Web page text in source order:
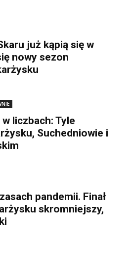
już kąpią się w
nowy sezon
w liczbach: Tyle
Suchedniowie i
pandemii. Finał
skromniejszy,